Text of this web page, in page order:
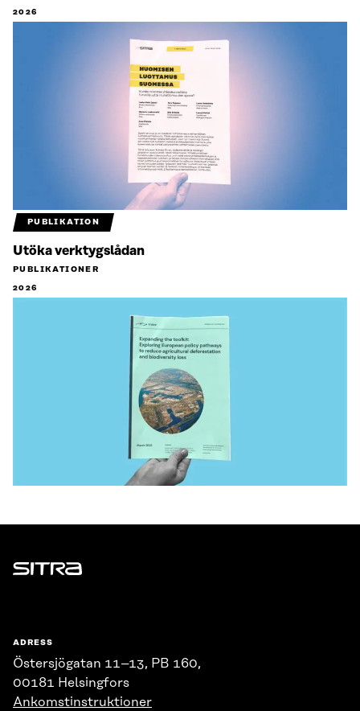
2026
PUBLIKATION
Utöka verktygslådan
PUBLIKATIONER
2026
Sitra
ADRESS
Östersjögatan 11–13, PB 160,
00181 Helsingfors
Ankomstinstruktioner